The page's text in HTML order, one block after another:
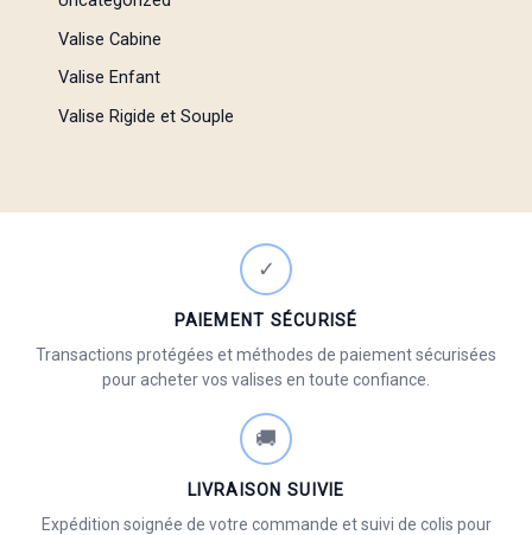
Valise Cabine
Valise Enfant
Valise Rigide et Souple
✓
PAIEMENT SÉCURISÉ
Transactions protégées et méthodes de paiement sécurisées
pour acheter vos valises en toute confiance.
🚚
LIVRAISON SUIVIE
Expédition soignée de votre commande et suivi de colis pour